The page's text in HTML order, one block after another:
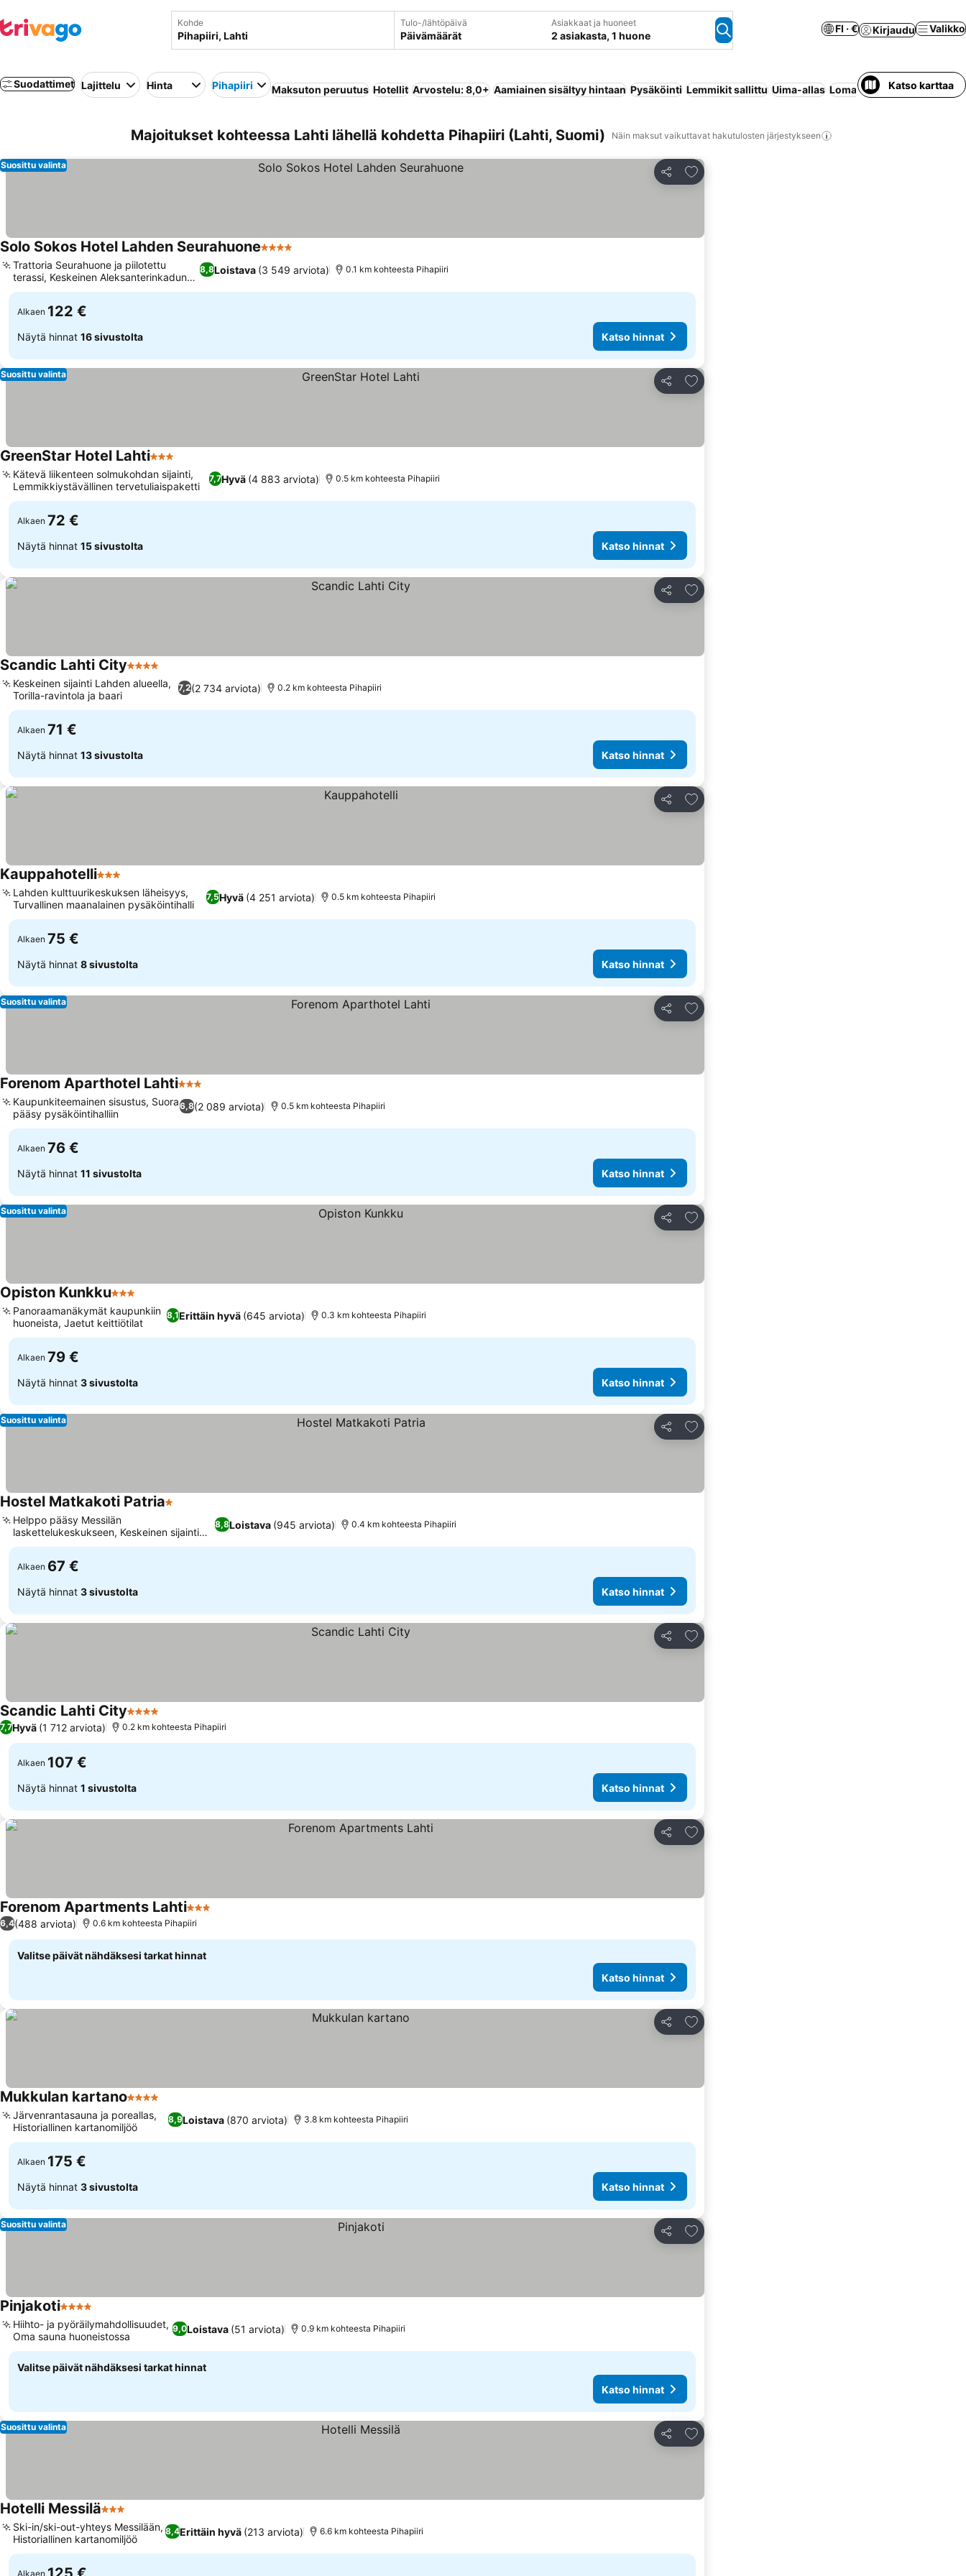
Kohde Tulo-/lähtöpäivä
Päivämäärät
Asiakkaat ja huoneet
2 asiakasta, 1 huone
FI · € Kirjaudu Valikko
Suodattimet Lajittelu Hinta Pihapiiri Maksuton peruutus Hotellit Arvostelu: 8,0+ Aamiainen sisältyy hintaan Pysäköinti Lemmikit sallittu Uima-allas Lomakeskus Huoneisto
Katso karttaa
Majoitukset kohteessa Lahti lähellä kohdetta Pihapiiri (Lahti, Suomi) Näin maksut vaikuttavat hakutulosten järjestykseen
Jaa
Lisää suosikkeihin
Suosittu valinta
Solo Sokos Hotel Lahden Seurahuone4 Tähtiluokitus
8,8Loistava (3 549 arviota)
Trattoria Seurahuone ja piilotettu
terassi, Keskeinen Aleksanterinkadun
sijainti
0.1 km kohteesta Pihapiiri
Alkaen 122 €
Näytä hinnat 16 sivustolta Katso hinnat
Jaa
Lisää suosikkeihin
Suosittu valinta
GreenStar Hotel Lahti3 Tähtiluokitus
7,7Hyvä (4 883 arviota)
Kätevä liikenteen solmukohdan sijainti,
Lemmikkiystävällinen tervetuliaispaketti
0.5 km kohteesta Pihapiiri
Alkaen 72 €
Näytä hinnat 15 sivustolta Katso hinnat
Jaa
Lisää suosikkeihin
Scandic Lahti City4 Tähtiluokitus
7,2(2 734 arviota)
Keskeinen sijainti Lahden alueella,
Torilla-ravintola ja baari
0.2 km kohteesta Pihapiiri
Alkaen 71 €
Näytä hinnat 13 sivustolta Katso hinnat
Jaa
Lisää suosikkeihin
Kauppahotelli3 Tähtiluokitus
7,5Hyvä (4 251 arviota)
Lahden kulttuurikeskuksen läheisyys,
Turvallinen maanalainen pysäköintihalli
0.5 km kohteesta Pihapiiri
Alkaen 75 €
Näytä hinnat 8 sivustolta Katso hinnat
Jaa
Lisää suosikkeihin
Suosittu valinta
Forenom Aparthotel Lahti3 Tähtiluokitus
6,8(2 089 arviota)
Kaupunkiteemainen sisustus, Suora
pääsy pysäköintihalliin
0.5 km kohteesta Pihapiiri
Alkaen 76 €
Näytä hinnat 11 sivustolta Katso hinnat
Jaa
Lisää suosikkeihin
Suosittu valinta
Opiston Kunkku3 Tähtiluokitus
8,1Erittäin hyvä (645 arviota)
Panoraamanäkymät kaupunkiin
huoneista, Jaetut keittiötilat
0.3 km kohteesta Pihapiiri
Alkaen 79 €
Näytä hinnat 3 sivustolta Katso hinnat
Jaa
Lisää suosikkeihin
Suosittu valinta
Hostel Matkakoti Patria1 Tähtiluokitus
8,8Loistava (945 arviota)
Helppo pääsy Messilän
laskettelukeskukseen, Keskeinen sijainti
Lahden keskustassa
0.4 km kohteesta Pihapiiri
Alkaen 67 €
Näytä hinnat 3 sivustolta Katso hinnat
Jaa
Lisää suosikkeihin
Scandic Lahti City4 Tähtiluokitus
7,7Hyvä (1 712 arviota) 0.2 km kohteesta Pihapiiri
Alkaen 107 €
Näytä hinnat 1 sivustolta Katso hinnat
Jaa
Lisää suosikkeihin
Forenom Apartments Lahti3 Tähtiluokitus
6,4(488 arviota) 0.6 km kohteesta Pihapiiri
Valitse päivät nähdäksesi tarkat hinnat
Katso hinnat
Jaa
Lisää suosikkeihin
Mukkulan kartano4 Tähtiluokitus
8,9Loistava (870 arviota)
Järvenrantasauna ja poreallas,
Historiallinen kartanomiljöö
3.8 km kohteesta Pihapiiri
Alkaen 175 €
Näytä hinnat 3 sivustolta Katso hinnat
Jaa
Lisää suosikkeihin
Suosittu valinta
Pinjakoti4 Tähtiluokitus
9,0Loistava (51 arviota)
Hiihto- ja pyöräilymahdollisuudet,
Oma sauna huoneistossa
0.9 km kohteesta Pihapiiri
Valitse päivät nähdäksesi tarkat hinnat
Katso hinnat
Jaa
Lisää suosikkeihin
Suosittu valinta
Hotelli Messilä3 Tähtiluokitus
8,4Erittäin hyvä (213 arviota)
Ski-in/ski-out-yhteys Messilään,
Historiallinen kartanomiljöö
6.6 km kohteesta Pihapiiri
Alkaen